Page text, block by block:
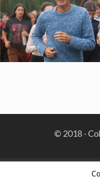
© 2018 -